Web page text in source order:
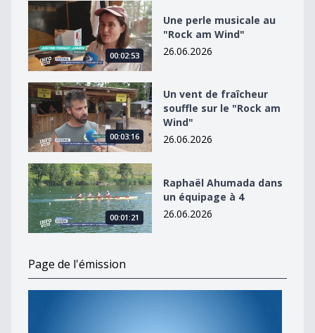
Une perle musicale au &quot;Rock am Wind&quot;
00:02:53
Une perle musicale au
"Rock am Wind"
26.06.2026
Un vent de fraîcheur souffle sur le &quot;Rock am
00:03:16
Un vent de fraîcheur
souffle sur le "Rock am
Wind"
26.06.2026
Raphaël Ahumada dans un équipage à 4
00:01:21
Raphaël Ahumada dans
un équipage à 4
26.06.2026
Page de l'émission